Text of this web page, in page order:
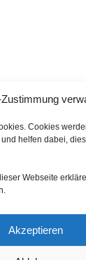
Cookies
helfen dabei,
Webseite
Akzeptieren
9a, 9074
Supanz GmbH |